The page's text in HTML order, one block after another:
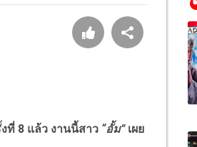
ที่ 8 แล้ว งานนี้สาว “อั้ม”เผย